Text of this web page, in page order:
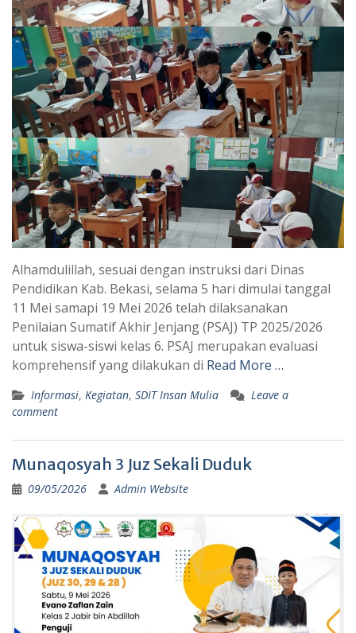
Alhamdulillah, sesuai dengan instruksi dari Dinas
Pendidikan Kab. Bekasi, selama 5 hari dimulai tanggal
11 Mei samapi 19 Mei 2026 telah dilaksanakan
Penilaian Sumatif Akhir Jenjang (PSAJ) TP 2025/2026
untuk siswa-siswi kelas 6. PSAJ merupakan evaluasi
komprehensif yang dilakukan di Read More …
Informasi, Kegiatan, SDIT Insan Mulia
Leave a
comment
Munaqosyah 3 Juz Sekali Duduk
09/05/2026 Admin Website